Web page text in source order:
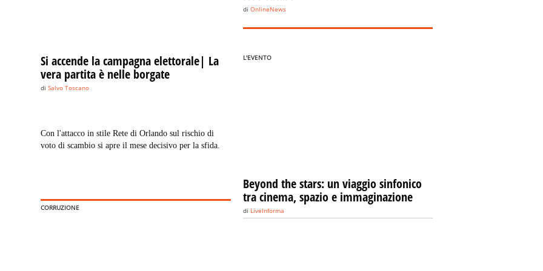
Si accende la campagna elettorale| La
vera partita è nelle borgate
diSalvo Toscano
Con l'attacco in stile Rete di Orlando sul rischio di
voto di scambio si apre il mese decisivo per la sfida.
CORRUZIONE
di OnlineNews
L'EVENTO
Beyond the stars: un viaggio sinfonico
tra cinema, spazio e immaginazione
di LiveInforma